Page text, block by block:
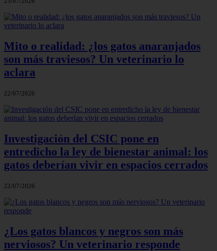
Mito o realidad: ¿los gatos anaranjados
son más traviesos? Un veterinario lo
aclara
22/07/2026
Investigación del CSIC pone en
entredicho la ley de bienestar animal: los
gatos deberían vivir en espacios cerrados
22/07/2026
¿Los gatos blancos y negros son más
nerviosos? Un veterinario responde